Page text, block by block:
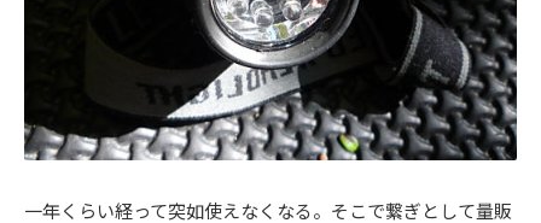
一年くらい経って突如使えなくなる。そこで繋ぎとして量販